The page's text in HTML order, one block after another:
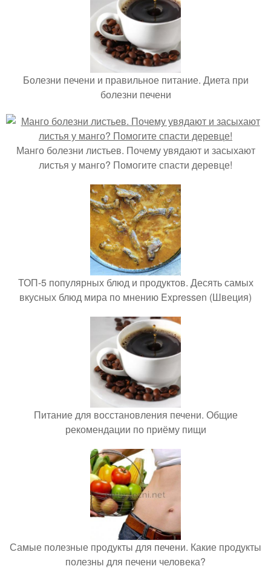
Болезни печени и правильное питание. Диета при
болезни печени
Манго болезни листьев. Почему увядают и засыхают
листья у манго? Помогите спасти деревце!
ТОП-5 популярных блюд и продуктов. Десять самых
вкусных блюд мира по мнению Expressen (Швеция)
Питание для восстановления печени. Общие
рекомендации по приёму пищи
Самые полезные продукты для печени. Какие продукты
полезны для печени человека?